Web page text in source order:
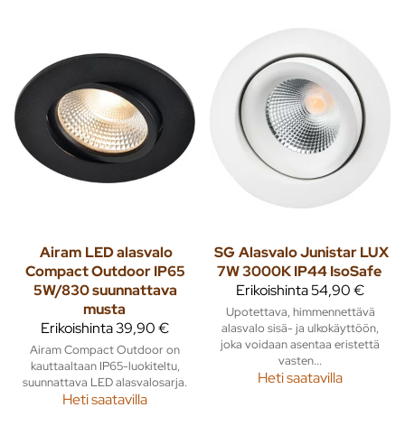
Airam LED alasvalo
Compact Outdoor IP65
5W/830 suunnattava
musta
Erikoishinta39,90 €
Airam Compact Outdoor on
kauttaaltaan IP65-luokiteltu,
suunnattava LED alasvalosarja.
Heti saatavilla
SG Alasvalo Junistar LUX
7W 3000K IP44 IsoSafe
Erikoishinta54,90 €
Upotettava, himmennettävä
alasvalo sisä- ja ulkokäyttöön,
joka voidaan asentaa eristettä
vasten...
Heti saatavilla